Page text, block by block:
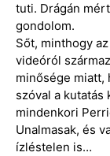
tuti. Drágán
gondolom.
Sőt, minthogy
videóról
minősége miatt,
szóval a kutatás
mindenkori
Unalmasak, és
ízléstelen is…